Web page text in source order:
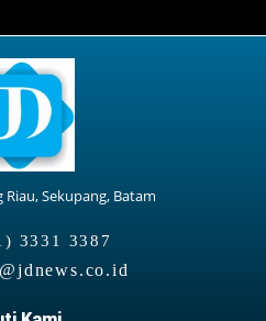
Sekupang, Batam
3331 3387